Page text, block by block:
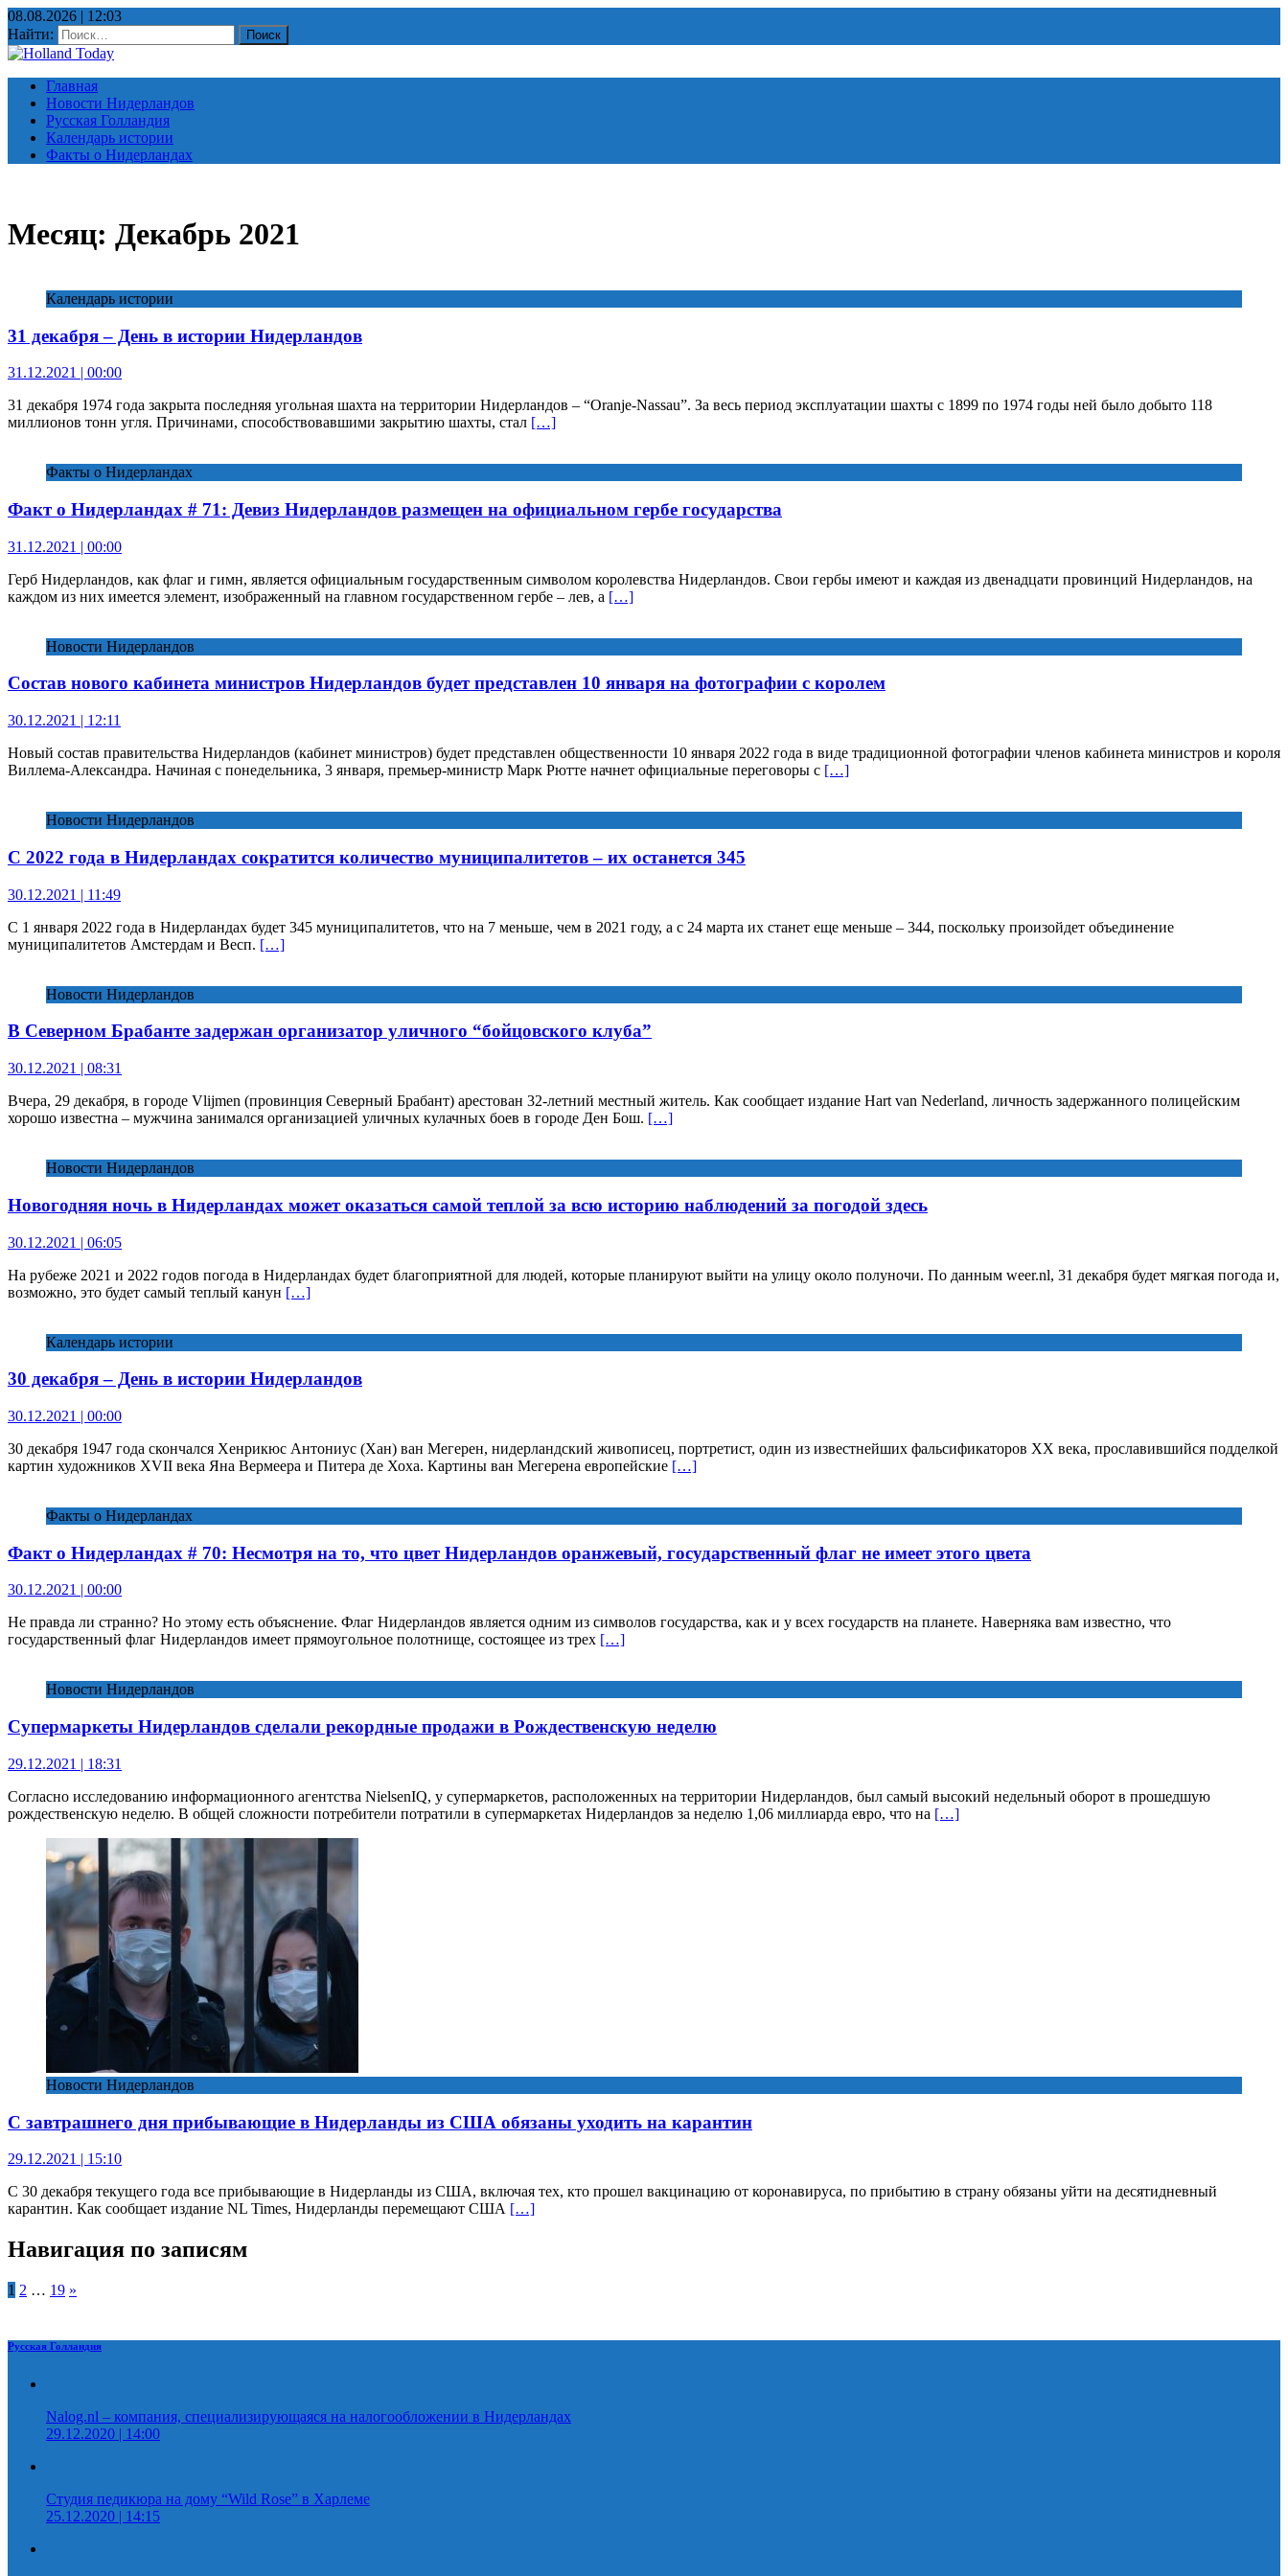
08.08.2026 | 12:03
Найти:
Главная
Новости Нидерландов
Русская Голландия
Календарь истории
Факты о Нидерландах
Месяц: Декабрь 2021
Календарь истории
31 декабря – День в истории Нидерландов
31.12.2021 | 00:00
31 декабря 1974 года закрыта последняя угольная шахта на территории Нидерландов – “Oranje-Nassau”. За весь период эксплуатации шахты с 1899 по 1974 годы ней было добыто 118
миллионов тонн угля. Причинами, способствовавшими закрытию шахты, стал […]
Факты о Нидерландах
Факт о Нидерландах # 71: Девиз Нидерландов размещен на официальном гербе государства
31.12.2021 | 00:00
Герб Нидерландов, как флаг и гимн, является официальным государственным символом королевства Нидерландов. Свои гербы имеют и каждая из двенадцати провинций Нидерландов, на
каждом из них имеется элемент, изображенный на главном государственном гербе – лев, а […]
Новости Нидерландов
Состав нового кабинета министров Нидерландов будет представлен 10 января на фотографии с королем
30.12.2021 | 12:11
Новый состав правительства Нидерландов (кабинет министров) будет представлен общественности 10 января 2022 года в виде традиционной фотографии членов кабинета министров и короля
Виллема-Александра. Начиная с понедельника, 3 января, премьер-министр Марк Рютте начнет официальные переговоры с […]
Новости Нидерландов
С 2022 года в Нидерландах сократится количество муниципалитетов – их останется 345
30.12.2021 | 11:49
С 1 января 2022 года в Нидерландах будет 345 муниципалитетов, что на 7 меньше, чем в 2021 году, а с 24 марта их станет еще меньше – 344, поскольку произойдет объединение
муниципалитетов Амстердам и Весп. […]
Новости Нидерландов
В Северном Брабанте задержан организатор уличного “бойцовского клуба”
30.12.2021 | 08:31
Вчера, 29 декабря, в городе Vlijmen (провинция Северный Брабант) арестован 32-летний местный житель. Как сообщает издание Hart van Nederland, личность задержанного полицейским
хорошо известна – мужчина занимался организацией уличных кулачных боев в городе Ден Бош. […]
Новости Нидерландов
Новогодняя ночь в Нидерландах может оказаться самой теплой за всю историю наблюдений за погодой здесь
30.12.2021 | 06:05
На рубеже 2021 и 2022 годов погода в Нидерландах будет благоприятной для людей, которые планируют выйти на улицу около полуночи. По данным weer.nl, 31 декабря будет мягкая погода и,
возможно, это будет самый теплый канун […]
Календарь истории
30 декабря – День в истории Нидерландов
30.12.2021 | 00:00
30 декабря 1947 года скончался Хенрикюс Антониус (Хан) ван Мегерен, нидерландский живописец, портретист, один из известнейших фальсификаторов XX века, прославившийся подделкой
картин художников XVII века Яна Вермеера и Питера де Хоха. Картины ван Мегерена европейские […]
Факты о Нидерландах
Факт о Нидерландах # 70: Несмотря на то, что цвет Нидерландов оранжевый, государственный флаг не имеет этого цвета
30.12.2021 | 00:00
Не правда ли странно? Но этому есть объяснение. Флаг Нидерландов является одним из символов государства, как и у всех государств на планете. Наверняка вам известно, что
государственный флаг Нидерландов имеет прямоугольное полотнище, состоящее из трех […]
Новости Нидерландов
Супермаркеты Нидерландов сделали рекордные продажи в Рождественскую неделю
29.12.2021 | 18:31
Согласно исследованию информационного агентства NielsenIQ, у супермаркетов, расположенных на территории Нидерландов, был самый высокий недельный оборот в прошедшую
рождественскую неделю. В общей сложности потребители потратили в супермаркетах Нидерландов за неделю 1,06 миллиарда евро, что на […]
Новости Нидерландов
С завтрашнего дня прибывающие в Нидерланды из США обязаны уходить на карантин
29.12.2021 | 15:10
С 30 декабря текущего года все прибывающие в Нидерланды из США, включая тех, кто прошел вакцинацию от коронавируса, по прибытию в страну обязаны уйти на десятидневный
карантин. Как сообщает издание NL Times, Нидерланды перемещают США […]
Навигация по записям
1 2 … 19 »
Русская Голландия
Nalog.nl – компания, специализирующаяся на налогообложении в Нидерландах
29.12.2020 | 14:00
Студия педикюра на дому “Wild Rose” в Харлеме
25.12.2020 | 14:15